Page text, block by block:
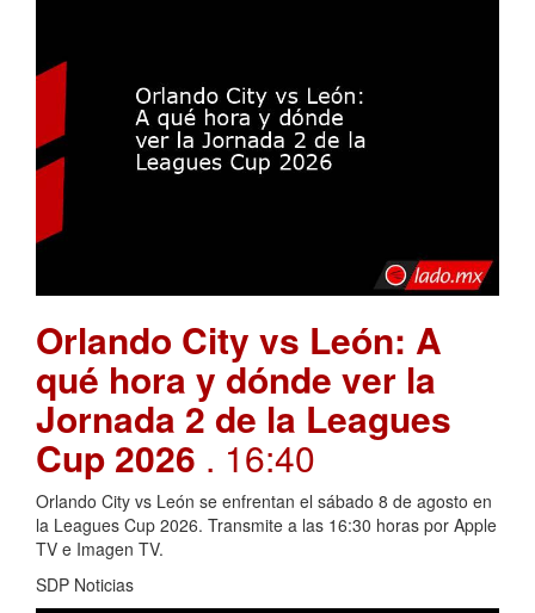
Orlando City vs León: A
qué hora y dónde ver la
Jornada 2 de la Leagues
Cup 2026 . 16:40
Orlando City vs León se enfrentan el sábado 8 de agosto en
la Leagues Cup 2026. Transmite a las 16:30 horas por Apple
TV e Imagen TV.
SDP Noticias